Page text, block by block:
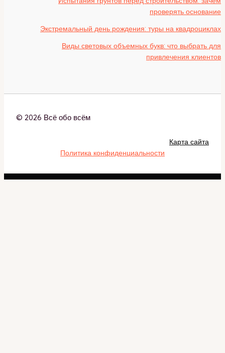
проверять основание
Экстремальный день рождения: туры на квадроциклах
Виды световых объемных букв: что выбрать для
привлечения клиентов
© 2026 Всё обо всём
Карта сайта
Политика конфиденциальности